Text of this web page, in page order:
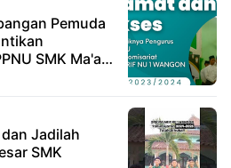
Pemuda
SMK Ma'arif
Jadilah
SMK